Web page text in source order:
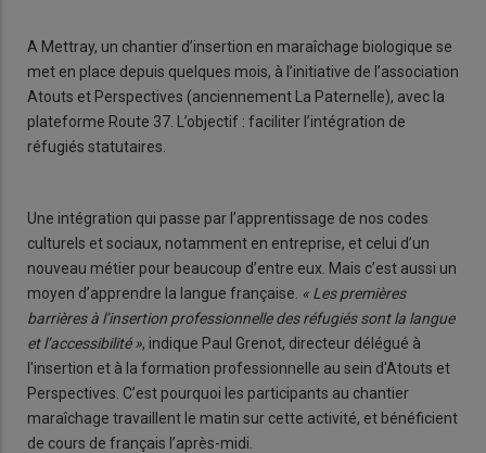
A Mettray, un chantier d’insertion en maraîchage biologique se
met en place depuis quelques mois, à l’initiative de l’association
Atouts et Perspectives (anciennement La Paternelle), avec la
plateforme Route 37. L’objectif : faciliter l’intégration de
réfugiés statutaires.
Une intégration qui passe par l’apprentissage de nos codes
culturels et sociaux, notamment en entreprise, et celui d’un
nouveau métier pour beaucoup d’entre eux. Mais c’est aussi un
moyen d’apprendre la langue française. « Les premières
barrières à l’insertion professionnelle des réfugiés sont la langue
et l’accessibilité », indique Paul Grenot, directeur délégué à
l'insertion et à la formation professionnelle au sein d'Atouts et
Perspectives. C’est pourquoi les participants au chantier
maraîchage travaillent le matin sur cette activité, et bénéficient
de cours de français l’après-midi.